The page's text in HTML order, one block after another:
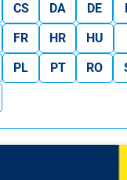
CS DA DE
FR HR HU
PL PT RO